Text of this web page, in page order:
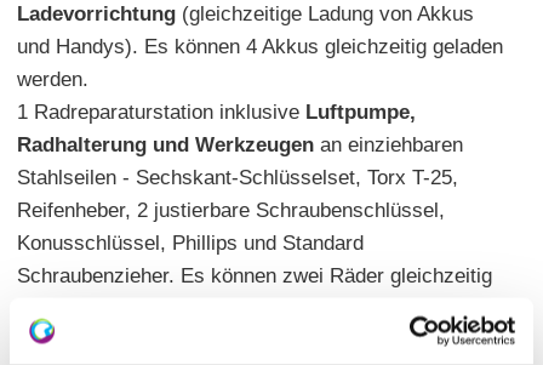
Ladevorrichtung (gleichzeitige Ladung von Akkus
und Handys). Es können 4 Akkus gleichzeitig geladen
werden.
1 Radreparaturstation inklusive Luftpumpe,
Radhalterung und Werkzeugen an einziehbaren
Stahlseilen - Sechskant-Schlüsselset, Torx T-25,
Reifenheber, 2 justierbare Schraubenschlüssel,
Konusschlüssel, Phillips und Standard
Schraubenzieher. Es können zwei Räder gleichzeitig
Radwege in der Nähe: